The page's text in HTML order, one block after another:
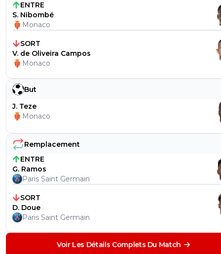
ENTRE
S. Nibombé
Monaco
SORT
V. de Oliveira Campos
Monaco
But
J. Teze
Monaco
Remplacement
ENTRE
G. Ramos
Paris Saint Germain
SORT
D. Doue
Paris Saint Germain
Voir Les Détails Complets Du Match